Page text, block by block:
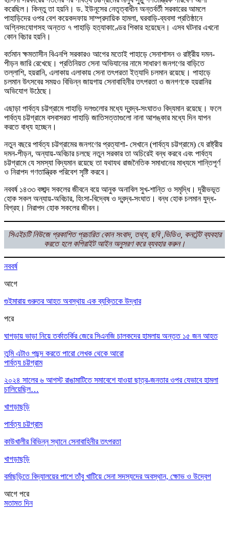
করেছিল। কিন্তু তা হয়নি। ড. ইউনূসের নেতৃত্বাধীন অন্তর্বর্তী সরকারের আমলে
পাহাড়িদের ওপর বেশ কয়েকদফায় সাম্প্রদায়িক হামলা, ঘরবাড়ি-ব্যবসা প্রতিষ্ঠানে
অগ্নিসংযোগসহ অন্তত ৭ পাহাড়ি হত্যাকাণ্ডের শিকার হয়েছেন। এসব ঘটনার এখনো
কোন বিচার হয়নি।
বর্তমান ক্ষমতাসীন বিএনপি সরকারও আগের মতোই পাহাড়ে সেনাশাসন ও রাষ্ট্রীয় দমন-
পীড়ন জারি রেখেছে। প্রতিনিয়ত সেনা অভিযানের নামে সাধারণ জনগণের বাড়িতে
তল্লাশি, হয়রানি, এলাকায় এলাকায় সেনা তৎপরতা ইত্যাদি চলমান রয়েছে। পাহাড়ে
চলমান উৎসবের সময়ও বিভিন্ন জায়গায় সেনাবাহিনীর তৎপরতা ও জনগণকে হয়রানির
অভিযোগ উঠেছে।
এছাড়া পার্বত্য চট্টগ্রামে পাহাড়ি দলগুলোর মধ্যে দ্বন্দ্ব-সংঘাতও বিদ্যমান রয়েছে। ফলে
পার্বত্য চট্টগ্রামে বসবাসরত পাহাড়ি জাতিসত্তাগুলো নানা আশঙ্কার মধ্যে দিন যাপন
করতে বাধ্য হচ্ছেন।
নতুন বছরে পার্বত্য চট্টগ্রামের জনগণের প্রত্যাশা- সেখানে (পার্বত্য চট্টগ্রামে) যে রাষ্ট্রীয়
দমন-পীড়ন, অন্যায়-অবিচার চলছে নতুন সরকার তা অচিরেই বন্ধ করবে এবং পার্বত্য
চট্টগ্রামে যে সমস্যা বিদ্যমান রয়েছে তা যথাযথ রাজনৈতিক সমাধানের মাধ্যমে শান্তিপূর্ণ
ও নিরাপদ গণতান্ত্রিক পরিবেশ সৃষ্টি করবে।
নববর্ষ ১৪৩৩ বঙ্গাব্দ সকলের জীবনে বয়ে আনুক অনাবিল সুখ-শান্তি ও সমৃদ্ধি। দূরীভভূত
হোক সকল অন্যায়-অবিচার, হিংসা-বিদ্বেষ ও দ্বন্দ্ব-সংঘাত। বন্ধ হোক চলমান যুদ্ধ-
বিগ্রহ। নিরাপদ হোক সকলের জীবন।
সিএইচটি নিউজে প্রকাশিত প্রচারিত কোন সংবাদ, তথ্য, ছবি ,ভিডিও, কনটেন্ট ব্যবহার
করতে হলে কপিরাইট আইন অনুসরণ করে ব্যবহার করুন।
নববর্ষ
আগে
গুইমারায় গুরুতর আহত অবস্থায় এক ব্যক্তিকে উদ্ধার
পরে
ঘাগড়ায় ভাড়া নিয়ে তর্কাতর্কির জেরে সিএনজি চালকদের হামলায় অন্তত ১৫ জন আহত
তুমি এটাও পছন্দ করতে পারো লেখক থেকে আরো
পার্বত্য চট্টগ্রাম
২০২৪ সালের ৬ আগস্ট রাঙামাটিতে সমাবেশে যাওয়া ছাত্র-জনতার ওপর যেভাবে হামলা
চালিয়েছিল…
খাগড়াছড়ি
পার্বত্য চট্টগ্রাম
কাউখালীর বিভিন্ন স্থানে সেনাবাহিনীর তৎপরতা
খাগড়াছড়ি
বর্মাছড়িতে বিদ্যালয়ের পাশে তাঁবু খাটিয়ে সেনা সদস্যদের অবস্থান, ক্ষোভ ও উদ্বেগ
আগে পরে
মতামত দিন